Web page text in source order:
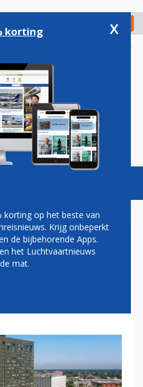
Check in
Vacatures
MAKEN
korting x
korting op het beste van
Krijg onbeperkt
de bijbehorende Apps.
het Luchtvaartnieuws
mat.